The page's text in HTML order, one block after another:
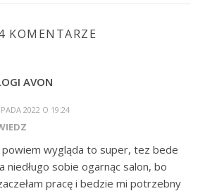
KOMENTARZE
AVON
2022 O 19:24
powiem wygląda to super, tez bede
niedługo sobie ogarnąc salon, bo
pracę i bedzie mi potrzebny